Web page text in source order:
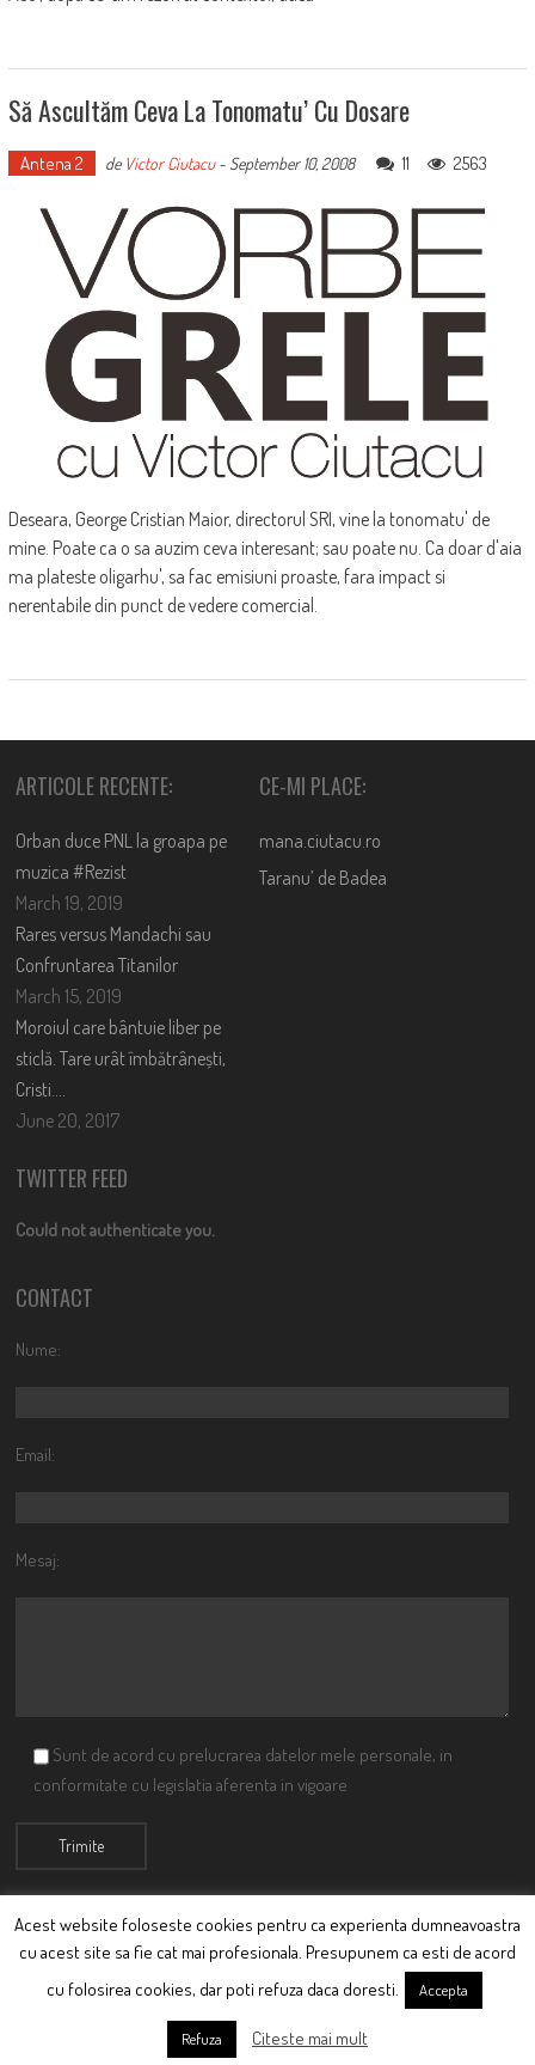
Să Ascultăm Ceva La Tonomatu’ Cu Dosare
Antena 2 de Victor Ciutacu- September 10, 2008 11 2563
Deseara, George Cristian Maior, directorul SRI, vine la tonomatu' de
mine. Poate ca o sa auzim ceva interesant; sau poate nu. Ca doar d'aia
ma plateste oligarhu', sa fac emisiuni proaste, fara impact si
nerentabile din punct de vedere comercial.
ARTICOLE RECENTE:
Orban duce PNL la groapa pe
muzica #Rezist
March 19, 2019
Rares versus Mandachi sau
Confruntarea Titanilor
March 15, 2019
Moroiul care bântuie liber pe
sticlă. Tare urât îmbătrânești,
Cristi….
June 20, 2017
CE-MI PLACE:
mana.ciutacu.ro
Taranu’ de Badea
TWITTER FEED
Could not authenticate you.
CONTACT
Nume:
Email:
Mesaj:
Sunt de acord cu prelucrarea datelor mele personale, in
conformitate cu legislatia aferenta in vigoare
© Ciutacu 2015 Parte a Imperiului Ciutacesc.
Acest website foloseste cookies pentru ca experienta dumneavoastra
cu acest site sa fie cat mai profesionala. Presupunem ca esti de acord
cu folosirea cookies, dar poti refuza daca doresti.
Accepta
Refuza Citeste mai mult